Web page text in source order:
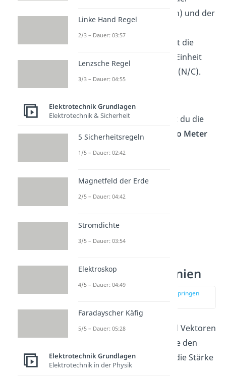
elektrischen Kraft (Newton) und der
Ladung der Probeladung
(Coulomb). Deshalb besitzt die
elektrische Feldstärke die Einheit
Newton N pro Coulomb C (N/C).
Durch Umformung kannst du die
Einheit auch alsVolt [V] pro Meter
[m]
ausdrücken (V/m).
Elektrische Feldlinien
zur Stelle im Video springen
Elektrische Feldlinien
sind Vektoren
des elektrischen Feldes, die den
Verlauf, die Richtung und die Stärke
darstellen. Du verwendest
Linke Hand Regel
2/3 – Dauer: 03:57
Lenzsche Regel
3/3 – Dauer: 04:55
Elektrotechnik Grundlagen
Elektrotechnik & Sicherheit
5 Sicherheitsregeln
1/5 – Dauer: 02:42
Magnetfeld der Erde
2/5 – Dauer: 04:42
Stromdichte
3/5 – Dauer: 03:54
Elektroskop
4/5 – Dauer: 04:49
Faradayscher Käfig
5/5 – Dauer: 05:28
Elektrotechnik Grundlagen
Elektrotechnik in der Physik